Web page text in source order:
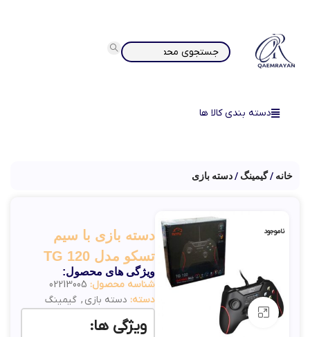
دسته بندی کالا ها
خانه گیمینگ دسته بازی
ناموجود
بزرگنمایی تصویر
دسته بازی با سیم
تسکو مدل TG 120
ویژگی های محصول:
شناسه محصول: 02213005
دسته: دسته بازی , گیمینگ
ویژگی ها: